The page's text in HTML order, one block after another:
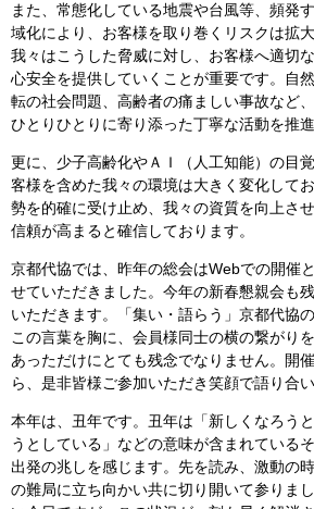
また、常態化している地震や台風等、頻発
域化により、お客様を取り巻くリスクは拡
我々はこうした脅威に対し、お客様へ適切
心安全を提供していくことが重要です。自
転の社会問題、高齢者の痛ましい事故など
ひとりひとりに寄り添った丁寧な活動を推進
更に、少子高齢化やＡＩ（人工知能）の目
客様を含めた我々の環境は大きく変化して
勢を的確に受け止め、我々の資質を向上さ
信頼が高まると確信しております。
京都代協では、昨年の総会はWebでの開催
せていただきました。今年の新春懇親会も
いただきます。「集い・語らう」京都代協
この言葉を胸に、会員様同士の横の繋がり
あっただけにとても残念でなりません。開
ら、是非皆様ご参加いただき笑顔で語り合い
本年は、丑年です。丑年は「新しくなろう
うとしている」などの意味が含まれている
出発の兆しを感じます。先を読み、激動の
の難局に立ち向かい共に切り開いて参りま